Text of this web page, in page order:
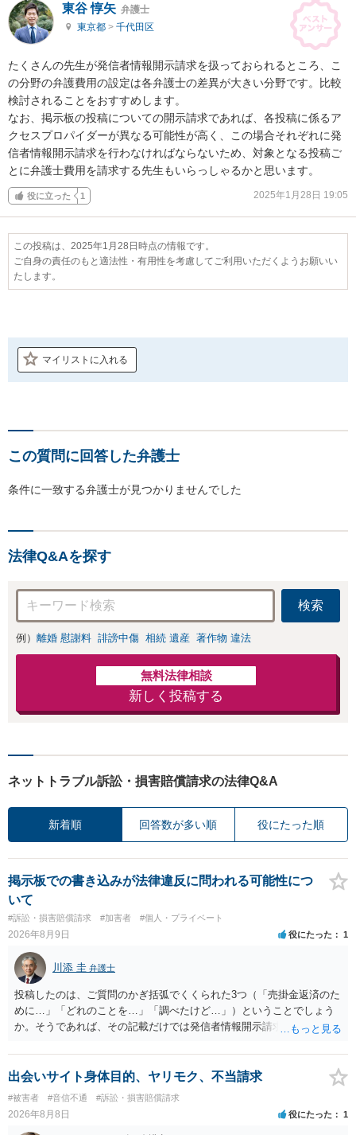
東谷 惇矢 弁護士
東京都 > 千代田区
たくさんの先生が発信者情報開示請求を扱っておられるところ、こ
の分野の弁護費用の設定は各弁護士の差異が大きい分野です。比較
検討されることをおすすめします。
なお、掲示板の投稿についての開示請求であれば、各投稿に係るア
クセスプロパイダーが異なる可能性が高く、この場合それぞれに発
信者情報開示請求を行わなければならないため、対象となる投稿ご
とに弁護士費用を請求する先生もいらっしゃるかと思います。
役に立った 1 2025年1月28日 19:05
この投稿は、2025年1月28日時点の情報です。
ご自身の責任のもと適法性・有用性を考慮してご利用いただくようお願いい
たします。
マイリストに入れる
この質問に回答した弁護士
条件に一致する弁護士が見つかりませんでした
法律Q&Aを探す
検索
例） 離婚 慰謝料 誹謗中傷 相続 遺産 著作物 違法
無料法律相談
新しく投稿する
ネットトラブル訴訟・損害賠償請求の法律Q&A
新着順 回答数が多い順 役にたった順
掲示板での書き込みが法律違反に問われる可能性につ
いて
#訴訟・損害賠償請求 #加害者 #個人・プライベート
2026年8月9日 役にたった 1
川添 圭 弁護士
投稿したのは、ご質問のかぎ括弧でくくられた3つ（「売掛金返済のた
めに…」「どれのことを…」「調べたけど…」）ということでしょう
か。そうであれば、その記載だけでは発信者情報開示請求が認められ
ただ、「328が名誉毀損、偽計業務妨害、侮辱罪、ストーカー等に関す
る法律違反に該当するといわれ」とのことですので、ご質問に書かれ
ていない何らかの背景事情があれば、回答は180度変わるかもしれませ
ん。公開の場で詳細を投稿することは不適当と思われますので、弁護
士へ直接相談した方がよいでしょう。
出会いサイト身体目的、ヤリモク、不当請求
#被害者 #音信不通 #訴訟・損害賠償請求
2026年8月8日 役にたった 1